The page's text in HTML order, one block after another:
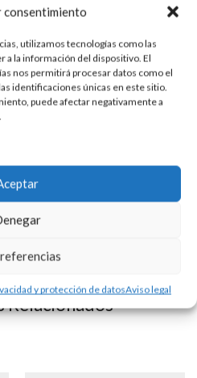
consentimiento
utilizamos tecnologías como las
a la información del dispositivo. El
nos permitirá procesar datos como el
identificaciones únicas en este sitio.
puede afectar negativamente a
y protección de datosAviso legal
de plata y piedras naturales,
en diferentes piedras.